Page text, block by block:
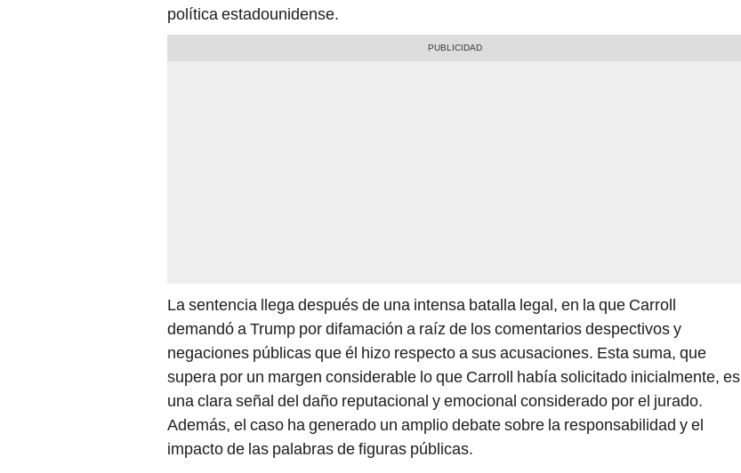
política estadounidense.
La sentencia llega después de una intensa batalla legal, en la que Carroll
demandó a Trump por difamación a raíz de los comentarios despectivos y
negaciones públicas que él hizo respecto a sus acusaciones. Esta suma, que
supera por un margen considerable lo que Carroll había solicitado inicialmente, es
una clara señal del daño reputacional y emocional considerado por el jurado.
Además, el caso ha generado un amplio debate sobre la responsabilidad y el
impacto de las palabras de figuras públicas.